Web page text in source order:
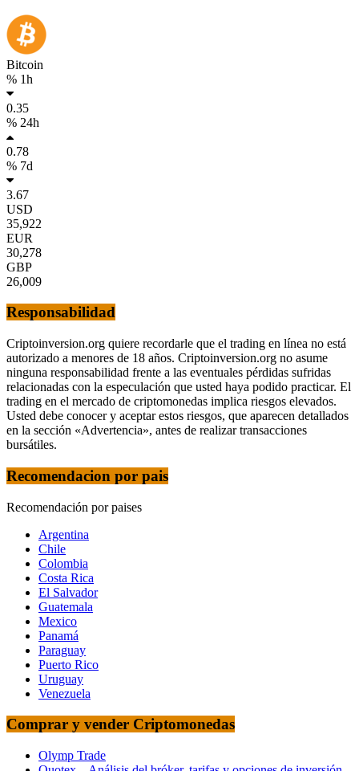
Bitcoin
% 1h
0.35
% 24h
0.78
% 7d
3.67
USD
35,922
EUR
30,278
GBP
26,009
Responsabilidad
Criptoinversion.org quiere recordarle que el trading en línea no está
autorizado a menores de 18 años. Criptoinversion.org no asume
ninguna responsabilidad frente a las eventuales pérdidas sufridas
relacionadas con la especulación que usted haya podido practicar. El
trading en el mercado de criptomonedas implica riesgos elevados.
Usted debe conocer y aceptar estos riesgos, que aparecen detallados
en la sección «Advertencia», antes de realizar transacciones
bursátiles.
Recomendacion por pais
Recomendación por paises
Argentina
Chile
Colombia
Costa Rica
El Salvador
Guatemala
Mexico
Panamá
Paraguay
Puerto Rico
Uruguay
Venezuela
Comprar y vender Criptomonedas
Olymp Trade